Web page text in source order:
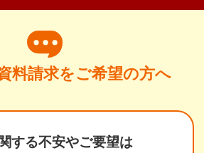
料請求をご希望の方へ
する不安やご要望は